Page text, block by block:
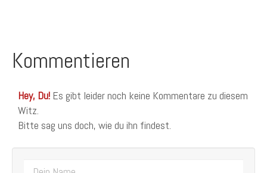
Kommentieren
Hey, Du! Es gibt leider noch keine Kommentare zu diesem
Witz.
Bitte sag uns doch, wie du ihn findest.